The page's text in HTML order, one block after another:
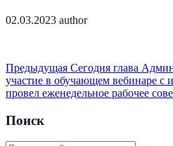
02.03.2023 author
Предыдущая Сегодня глава
участие в обучающем вебинаре с
провел еженедельное рабочее
Поиск